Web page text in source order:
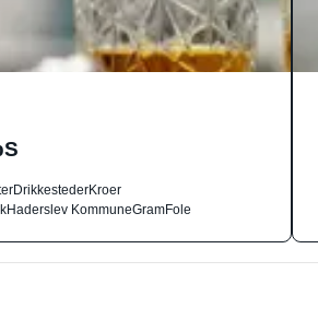
DrikkestederKroer
Haderslev KommuneGramFole